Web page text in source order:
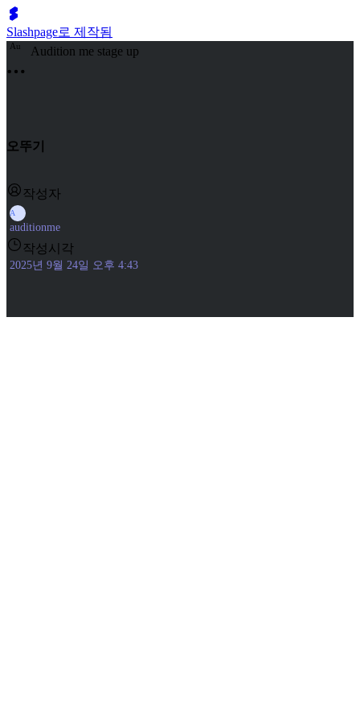
Slashpage로 제작됨
Au Audition me stage up
오뚜기
작성자
A
auditionme
작성시각
2025년 9월 24일 오후 4:43